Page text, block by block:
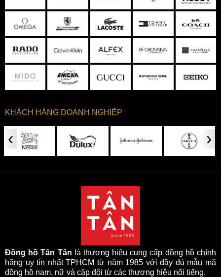
KHÁCH HÀNG DOANH NGHIỆP
‹ ›
Đồng hồ Tân Tân là thương hiệu cung cấp đồng hồ chính
hãng uy tín nhất TPHCM từ năm 1985 với đầy đủ mẫu mã
đồng hồ nam, nữ và cặp đôi từ các thương hiệu nổi tiếng.